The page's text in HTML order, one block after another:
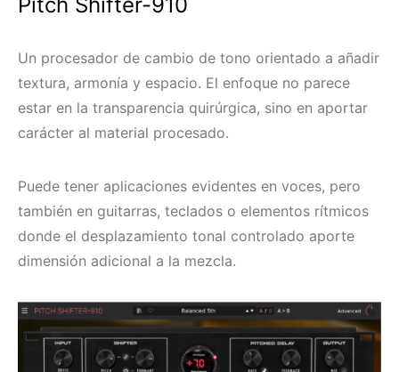
Un procesador de cambio de tono orientado a añadir
textura, armonía y espacio. El enfoque no parece
estar en la transparencia quirúrgica, sino en aportar
carácter al material procesado.
Puede tener aplicaciones evidentes en voces, pero
también en guitarras, teclados o elementos rítmicos
donde el desplazamiento tonal controlado aporte
dimensión adicional a la mezcla.